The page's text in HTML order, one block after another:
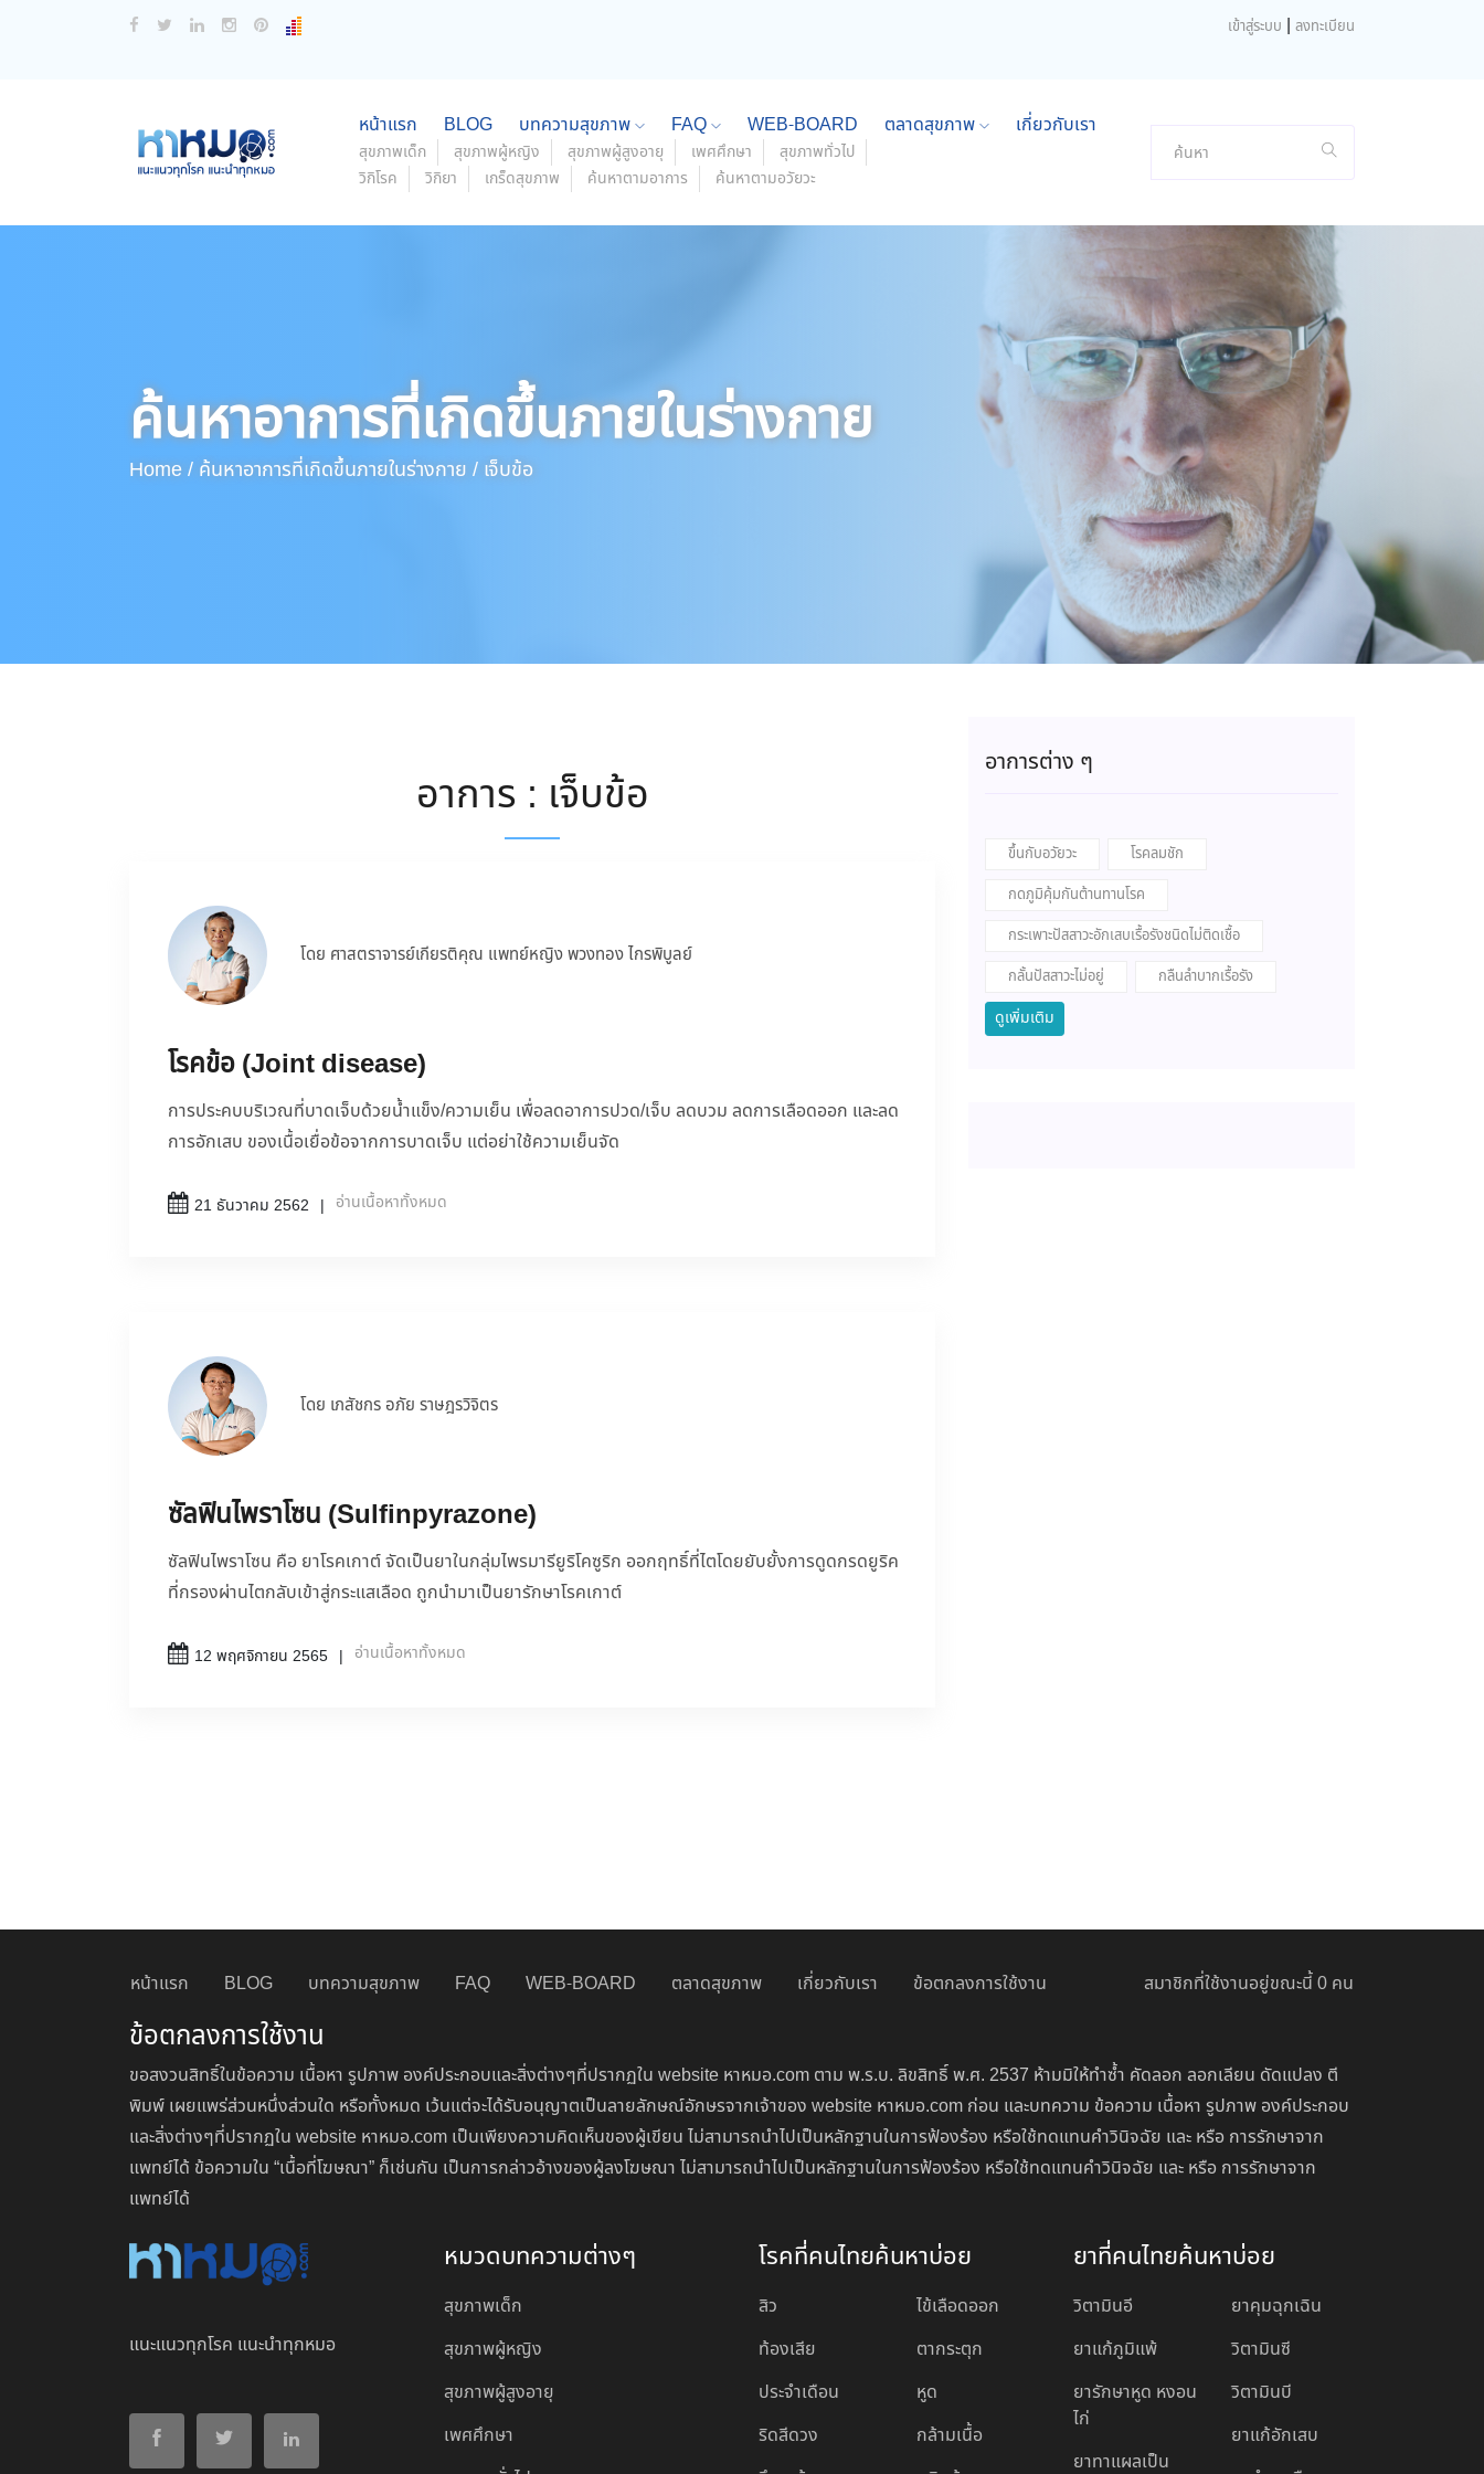
เข้าสู่ระบบ | ลงทะเบียน
หน้าแรก BLOG บทความสุขภาพ FAQ WEB-BOARD ตลาดสุขภาพ เกี่ยวกับเรา
สุขภาพเด็ก สุขภาพผู้หญิง สุขภาพผู้สูงอายุ เพศศึกษา
สุขภาพทั่วไป
วิกิโรค
วิกิยา เกร็ดสุขภาพ ค้นหาตามอาการ ค้นหาตามอวัยวะ
ค้นหาอาการที่เกิดขึ้นภายในร่างกาย
Home / ค้นหาอาการที่เกิดขึ้นภายในร่างกาย / เจ็บข้อ
อาการ : เจ็บข้อ
โดย ศาสตราจารย์เกียรติคุณ แพทย์หญิง พวงทอง ไกรพิบูลย์
โรคข้อ (Joint disease)
การประคบบริเวณที่บาดเจ็บด้วยน้ำแข็ง/ความเย็น เพื่อลดอาการปวด/เจ็บ ลดบวม ลดการเลือดออก และลด
การอักเสบ ของเนื้อเยื่อข้อจากการบาดเจ็บ แต่อย่าใช้ความเย็นจัด
21 ธันวาคม 2562 อ่านเนื้อหาทั้งหมด
โดย เภสัชกร อภัย ราษฎรวิจิตร
ซัลฟินไพราโซน (Sulfinpyrazone)
ซัลฟินไพราโซน คือ ยาโรคเกาต์ จัดเป็นยาในกลุ่มไพรมารียูริโคซูริก ออกฤทธิ์ที่ไตโดยยับยั้งการดูดกรดยูริค
ที่กรองผ่านไตกลับเข้าสู่กระแสเลือด ถูกนำมาเป็นยารักษาโรคเกาต์
12 พฤศจิกายน 2565 อ่านเนื้อหาทั้งหมด
อาการต่าง ๆ
ขึ้นกับอวัยวะ
โรคลมชัก
กดภูมิคุ้มกันต้านทานโรค
กระเพาะปัสสาวะอักเสบเรื้อรังชนิดไม่ติดเชื้อ
กลั้นปัสสาวะไม่อยู่
กลืนลำบากเรื้อรัง
ดูเพิ่มเติม
หน้าแรก BLOG บทความสุขภาพ FAQ WEB-BOARD ตลาดสุขภาพ เกี่ยวกับเรา ข้อตกลงการใช้งาน สมาชิกที่ใช้งานอยู่ขณะนี้ 0 คน
ข้อตกลงการใช้งาน
ขอสงวนสิทธิ์ในข้อความ เนื้อหา รูปภาพ องค์ประกอบและสิ่งต่างๆที่ปรากฏใน website หาหมอ.com ตาม พ.ร.บ. ลิขสิทธิ์ พ.ศ. 2537 ห้ามมิให้ทำซ้ำ คัดลอก ลอกเลียน ดัดแปลง ตี
พิมพ์ เผยแพร่ส่วนหนึ่งส่วนใด หรือทั้งหมด เว้นแต่จะได้รับอนุญาตเป็นลายลักษณ์อักษรจากเจ้าของ website หาหมอ.com ก่อน และบทความ ข้อความ เนื้อหา รูปภาพ องค์ประกอบ
และสิ่งต่างๆที่ปรากฏใน website หาหมอ.com เป็นเพียงความคิดเห็นของผู้เขียน ไม่สามารถนำไปเป็นหลักฐานในการฟ้องร้อง หรือใช้ทดแทนคำวินิจฉัย และ หรือ การรักษาจาก
แพทย์ได้ ข้อความใน “เนื้อที่โฆษณา” ก็เช่นกัน เป็นการกล่าวอ้างของผู้ลงโฆษณา ไม่สามารถนำไปเป็นหลักฐานในการฟ้องร้อง หรือใช้ทดแทนคำวินิจฉัย และ หรือ การรักษาจาก
แพทย์ได้
แนะแนวทุกโรค แนะนำทุกหมอ
หมวดบทความต่างๆ
สุขภาพเด็ก
สุขภาพผู้หญิง
สุขภาพผู้สูงอายุ
เพศศึกษา
โรคที่คนไทยค้นหาบ่อย ยาที่คนไทยค้นหาบ่อย
สิว
ท้องเสีย
ประจำเดือน
ริดสีดวง
ไข้เลือดออก
ตากระตุก
หูด
กล้ามเนื้อ
วิตามินอี
ยาแก้ภูมิแพ้
ยารักษาหูด หงอน
ไก่
ยาทาแผลเป็น
ยาคุมฉุกเฉิน
วิตามินซี
วิตามินบี
ยาแก้อักเสบ